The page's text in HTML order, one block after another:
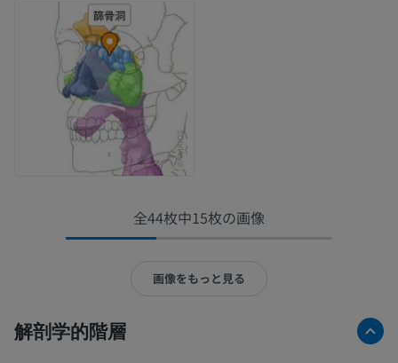
全44枚中15枚の画像
画像をもっと見る
解剖学的階層